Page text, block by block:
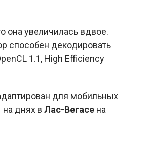
она увеличилась вдвое.
способен декодировать
1.1, High Efficiency
для мобильных
днях в Лас-Вегасена